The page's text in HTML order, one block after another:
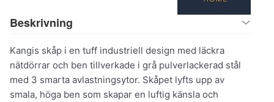
Beskrivning
Kangis skåp i en tuff industriell design med läckra
nätdörrar och ben tillverkade i grå pulverlackerad stål
med 3 smarta avlastningsytor. Skåpet lyfts upp av
smala, höga ben som skapar en luftig känsla och